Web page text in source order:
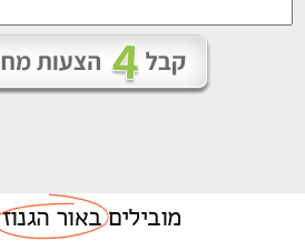
מוביליםבאור הגנוז